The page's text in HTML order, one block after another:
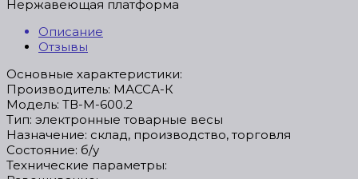
Нержавеющая платформа
Описание
Отзывы
Основные характеристики:
Производитель: МАССА-К
Модель: ТВ-М-600.2
Тип: электронные товарные весы
Назначение: склад, производство, торговля
Состояние: б/у
Технические параметры: